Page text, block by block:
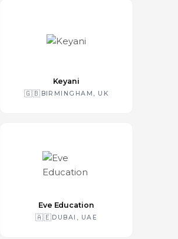
Keyani
🇬🇧 BIRMINGHAM, UK
Eve Education
🇦🇪DUBAI, UAE